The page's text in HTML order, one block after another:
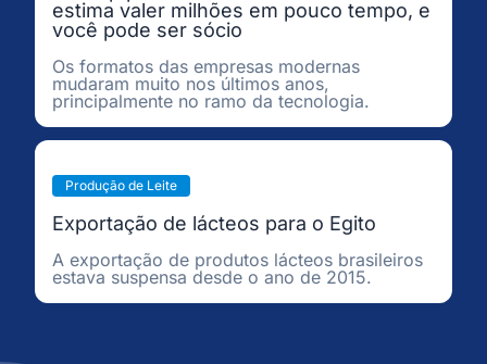
estima valer milhões em pouco tempo, e
você pode ser sócio
Os formatos das empresas modernas
mudaram muito nos últimos anos,
principalmente no ramo da tecnologia.
Produção de Leite
Exportação de lácteos para o Egito
A exportação de produtos lácteos brasileiros
estava suspensa desde o ano de 2015.